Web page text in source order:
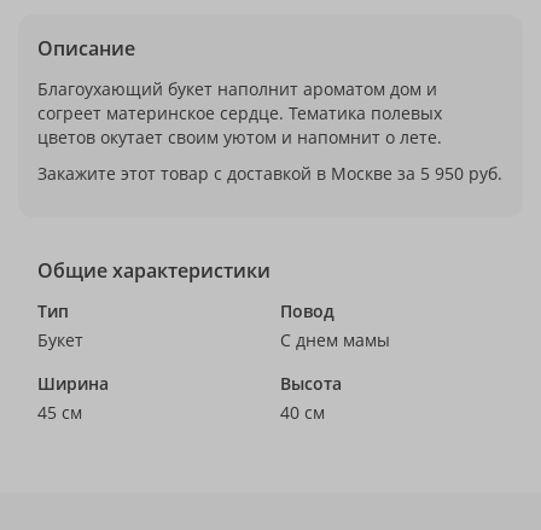
Описание
Благоухающий букет наполнит ароматом дом и
согреет материнское сердце. Тематика полевых
цветов окутает своим уютом и напомнит о лете.
Закажите этот товар с доставкой в Москве за 5 950 руб.
Общие характеристики
Тип
Букет
Повод
С днем мамы
Ширина
45 см
Высота
40 см